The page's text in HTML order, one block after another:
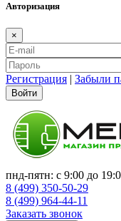
Авторизация
×
Регистрация | Забыли
Войти
пнд-пятн: с 9:00 до
8 (499) 350-50-29
8 (499) 964-44-11
Заказать звонок